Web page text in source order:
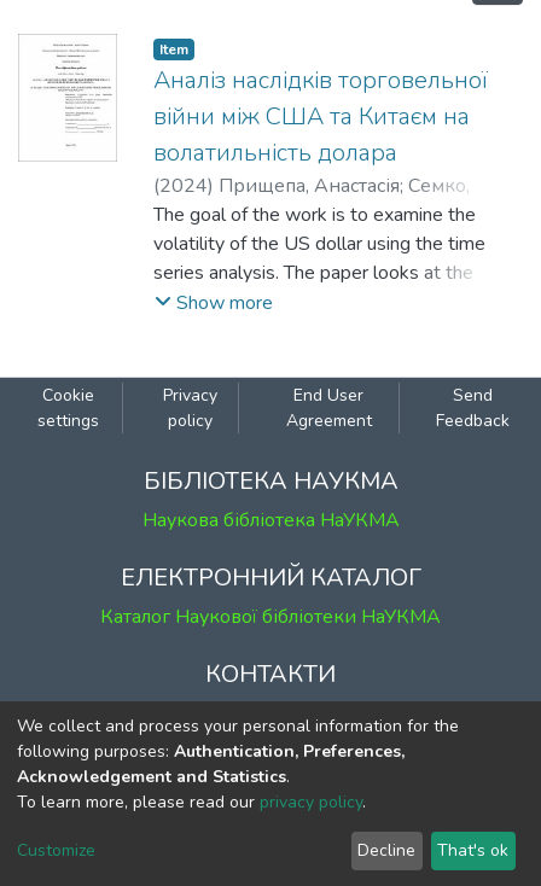
Item
Аналіз наслідків торговельної
війни між США та Китаєм на
волатильність долара
(2024) Прищепа, Анастасія; Семко,
Роман
The goal of the work is to examine the
volatility of the US dollar using the time
series analysis. The paper looks at the
dynamics of dollar volatility in the context of
events and USD/CNY exchange rate. The
focus of the thesis is the application of the
both in mean and volatility equations,
categorical variables.
Show more
Cookie
settings
Privacy
policy
End User
Agreement
Send
Feedback
БІБЛІОТЕКА НАУКМА
Наукова бібліотека НаУКМА
ЕЛЕКТРОННИЙ КАТАЛОГ
Каталог Наукової бібліотеки НаУКМА
КОНТАКТИ
м. Київ, вул. Григорія Сковороди, 2
к. 1, к. 120
тел. (044) 463-69-31
ekmair@ukma.edu.ua
We collect and process your personal information for the
following purposes: Authentication, Preferences,
Acknowledgement and Statistics.
To learn more, please read our privacy policy.
Customize Decline That's ok